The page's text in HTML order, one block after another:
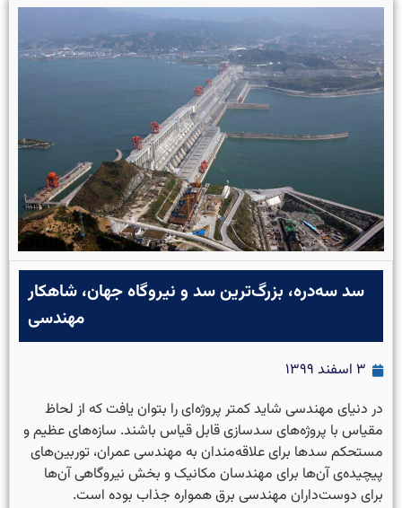
سد سه‌دره، بزرگ‌ترین سد و نیروگاه جهان، شاهکار
مهندسی
۳ اسفند ۱۳۹۹
در دنیای مهندسی شاید کمتر پروژه‌ای را بتوان یافت که از لحاظ
مقیاس با پروژه‌های سدسازی قابل قیاس باشند. سازه‌های عظیم و
مستحکم سدها برای علاقه‌مندان به مهندسی عمران، توربین‌های
پیچیده‌ی آن‌ها برای مهندسان مکانیک و بخش نیروگاهی آن‌ها
برای دوست‌داران مهندسی برق همواره جذاب بوده است.